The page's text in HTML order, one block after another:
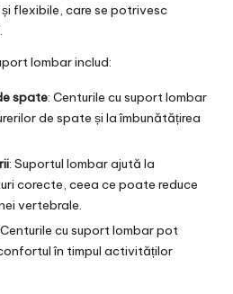
flexibile, care se potrivesc
lombar includ:
spate: Centurile cu suport lombar
de spate și la îmbunătățirea
: Suportul lombar ajută la
corecte, ceea ce poate reduce
vertebrale.
cu suport lombar pot
în timpul activităților